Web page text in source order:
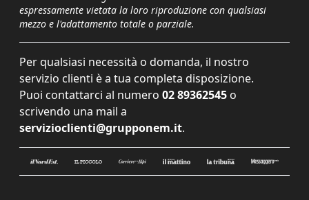
espressamente vietata la loro riproduzione con qualsiasi
mezzo e l'adattamento totale o parziale.
Per qualsiasi necessità o domanda, il nostro
servizio clienti è a tua completa disposizione.
Puoi contattarci al numero 02 89362545 o
scrivendo una mail a
servizioclienti@grupponem.it.